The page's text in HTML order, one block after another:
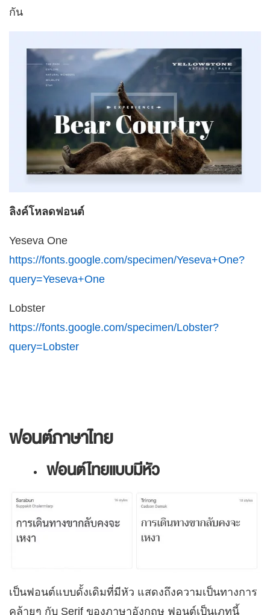
กัน
ลิงค์โหลดฟอนต์
Yeseva One
https://fonts.google.com/specimen/Yeseva+One?
query=Yeseva+One
Lobster
https://fonts.google.com/specimen/Lobster?
query=Lobster
ฟอนต์ภาษาไทย
ฟอนต์ไทยแบบมีหัว
เป็นฟอนต์แบบดั้งเดิมที่มีหัว แสดงถึงความเป็นทางการ
คล้ายๆ กับ Serif ของภาษาอังกฤษ ฟอนต์เป็นเภทนี้